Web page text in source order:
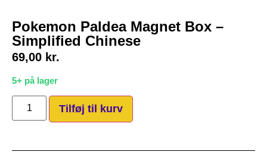
Pokemon Paldea Magnet Box –
Simplified Chinese
69,00 kr.
5+ på lager
Tilføj til kurv